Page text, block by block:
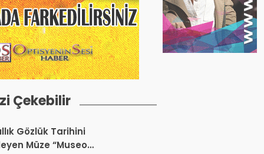
Çekebilir
Gözlük Tarihini
Müze “Museo